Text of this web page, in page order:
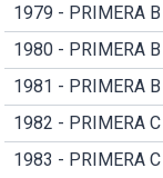
1979 - PRIMERA B
1980 - PRIMERA B
1981 - PRIMERA B
1982 - PRIMERA C
1983 - PRIMERA C